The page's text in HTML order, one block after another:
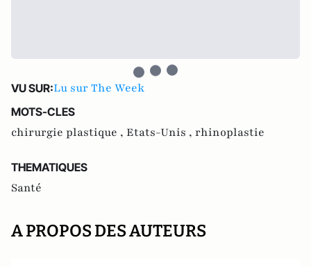
VU SUR:Lu sur The Week
MOTS-CLES
chirurgie plastique , Etats-Unis , rhinoplastie
THEMATIQUES
Santé
A PROPOS DES AUTEURS